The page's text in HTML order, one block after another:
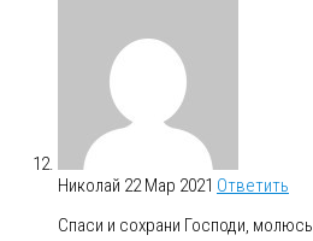
Николай 22 Мар 2021 Ответить
Спаси и сохрани Господи, молюсь